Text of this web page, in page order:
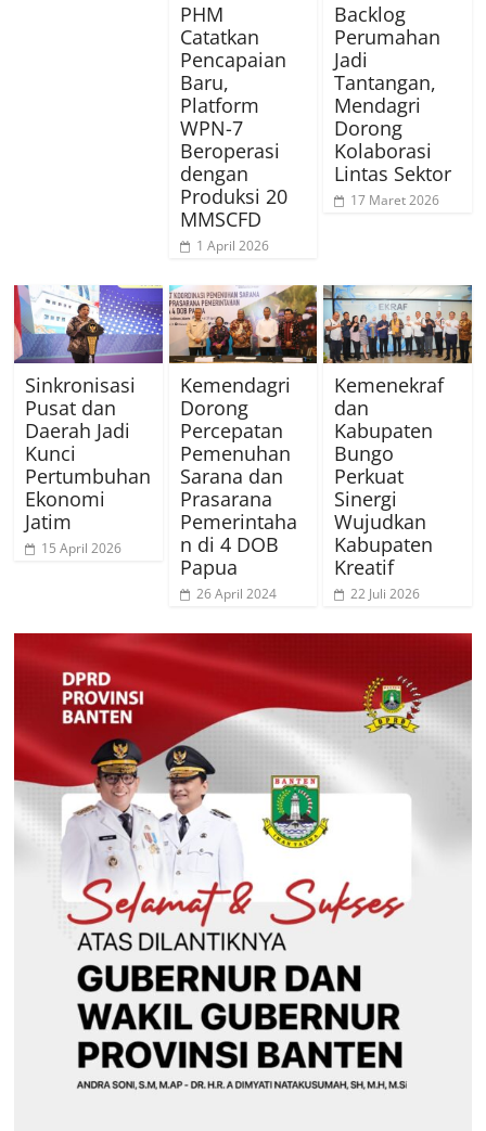
PHM
Catatkan
Pencapaian
Baru,
Platform
WPN-7
Beroperasi
dengan
Produksi 20
MMSCFD
1 April 2026
Backlog
Perumahan
Jadi
Tantangan,
Mendagri
Dorong
Kolaborasi
Lintas Sektor
17 Maret 2026
Sinkronisasi
Pusat dan
Daerah Jadi
Kunci
Pertumbuhan
Ekonomi
Jatim
15 April 2026
Kemendagri
Dorong
Percepatan
Pemenuhan
Sarana dan
Prasarana
Pemerintaha
n di 4 DOB
Papua
26 April 2024
Kemenekraf
dan
Kabupaten
Bungo
Perkuat
Sinergi
Wujudkan
Kabupaten
Kreatif
22 Juli 2026